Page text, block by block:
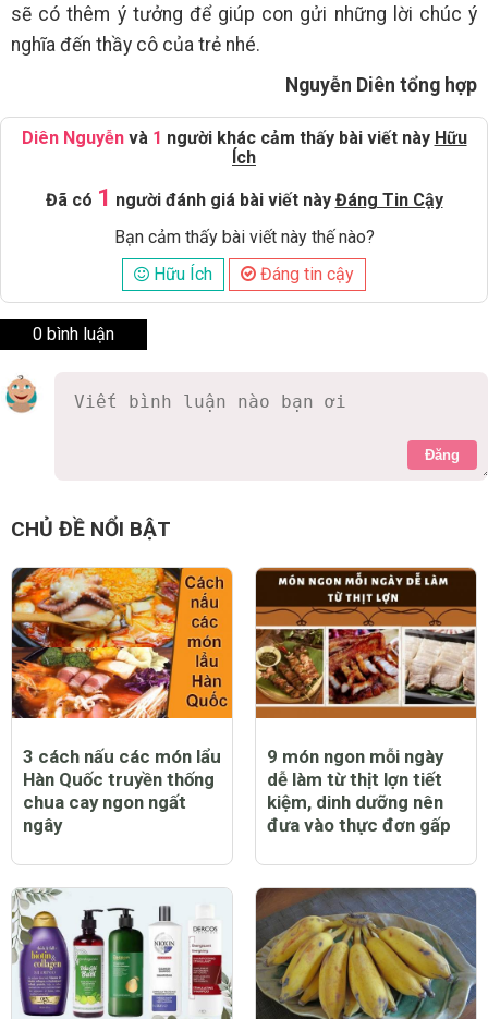
sẽ có thêm ý tưởng để giúp con gửi những lời chúc ý
nghĩa đến thầy cô của trẻ nhé.
Nguyễn Diên tổng hợp
Diên Nguyễnvà 1 người khác cảm thấy bài viết này Hữu
Ích
Đã có 1 người đánh giá bài viết này Đáng Tin Cậy
Bạn cảm thấy bài viết này thế nào?
Hữu Ích
Đáng tin cậy
0 bình luận
Đăng
CHỦ ĐỀ NỔI BẬT
3 cách nấu các món lẩu
Hàn Quốc truyền thống
chua cay ngon ngất
ngây
9 món ngon mỗi ngày
dễ làm từ thịt lợn tiết
kiệm, dinh dưỡng nên
đưa vào thực đơn gấp